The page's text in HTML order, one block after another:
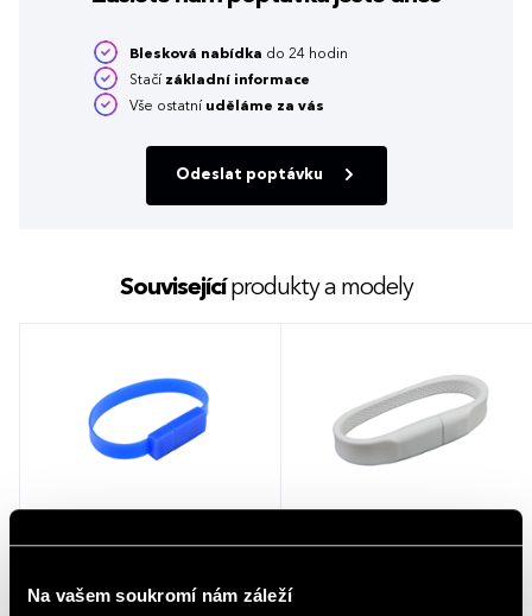
Na vašem soukromí nám záleží
Blesková nabídka do 24 hodin
Stačí základní informace
Vše ostatní uděláme za vás
Odeslat poptávku
Souvisejícíprodukty a modely
Náramkový USB flash disk LILLIAN
Náramkový USB flash disk